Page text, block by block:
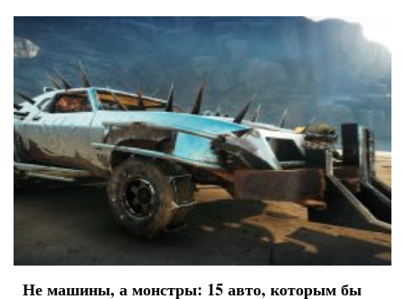
Не машины, а монстры: 15 авто, которым бы